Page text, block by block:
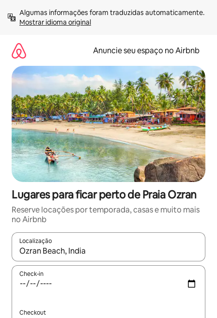
para
Mostrar idioma original
Anuncie seu espaço no Airbnb
Lugares para ficar perto de Praia Ozran
Reserve locações por temporada, casas e muito mais
no Airbnb
Localização
Quando os resultados estiverem disponíveis, explore-os
Check-in
Checkout